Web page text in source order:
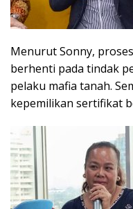
Menurut Sonny,
berhenti pada tindak
pelaku mafia tanah.
kepemilikan sertifikat